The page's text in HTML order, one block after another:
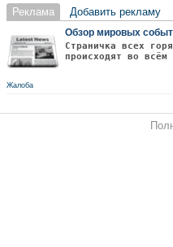
Реклама Добавить рекламу
Обзор мировых
Страничка всех
происходят во всём
Жалоба